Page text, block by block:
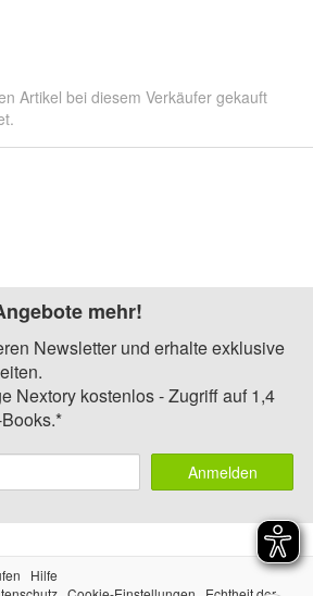
Artikel bei diesem Verkäufer gekauft
mehr!
Newsletter und erhalte exklusive
Nextory kostenlos - Zugriff auf 1,4
Anmelden
Hilfe